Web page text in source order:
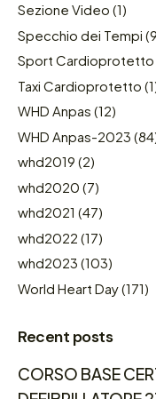
Sezione Video (1)
Specchio dei Tempi
Sport Cardioprotetto
Taxi Cardioprotetto
WHD Anpas (12)
WHD Anpas-2023
whd2019 (2)
whd2020 (7)
whd2021 (47)
whd2022 (17)
whd2023 (103)
World Heart Day(171)
Recent posts
CORSO BASE